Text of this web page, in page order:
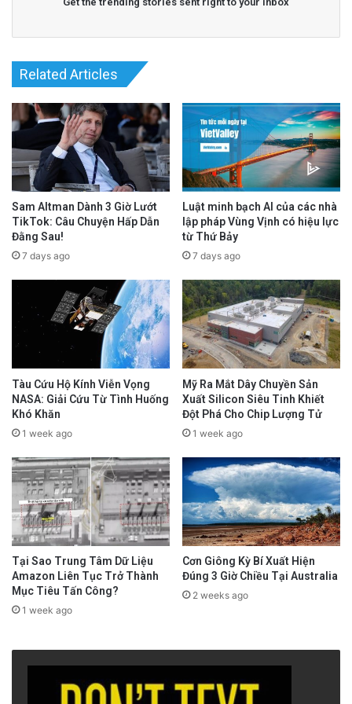
Related Articles
Sam Altman Dành 3 Giờ Lướt
TikTok: Câu Chuyện Hấp Dẫn
Đằng Sau!
7 days ago
Luật minh bạch AI của các nhà
lập pháp Vùng Vịnh có hiệu lực
từ Thứ Bảy
7 days ago
Tàu Cứu Hộ Kính Viễn Vọng
NASA: Giải Cứu Từ Tình Huống
Khó Khăn
1 week ago
Mỹ Ra Mắt Dây Chuyền Sản
Xuất Silicon Siêu Tinh Khiết
Đột Phá Cho Chip Lượng Tử
1 week ago
Tại Sao Trung Tâm Dữ Liệu
Amazon Liên Tục Trở Thành
Mục Tiêu Tấn Công?
1 week ago
Cơn Giông Kỳ Bí Xuất Hiện
Đúng 3 Giờ Chiều Tại Australia
2 weeks ago